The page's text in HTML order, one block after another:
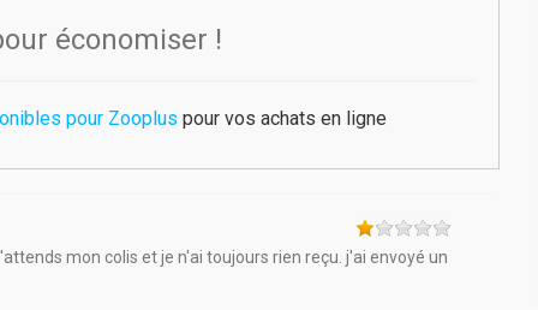
économiser !
pour Zooplus pour vos achats en ligne
mon colis et je n'ai toujours rien reçu. j'ai envoyé un